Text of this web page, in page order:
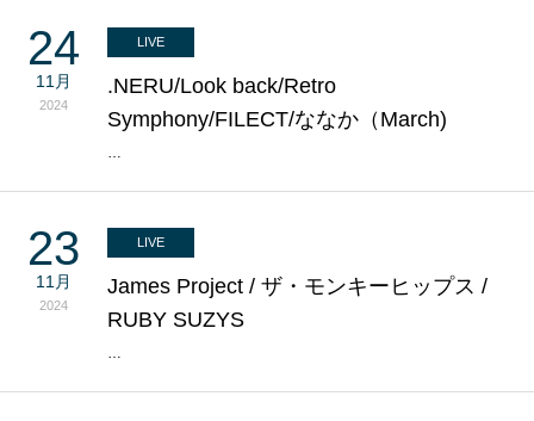
24
11月
2024
LIVE
.NERU/Look back/Retro
Symphony/FILECT/ななか（March)
…
23
11月
2024
LIVE
James Project / ザ・モンキーヒップス /
RUBY SUZYS
…